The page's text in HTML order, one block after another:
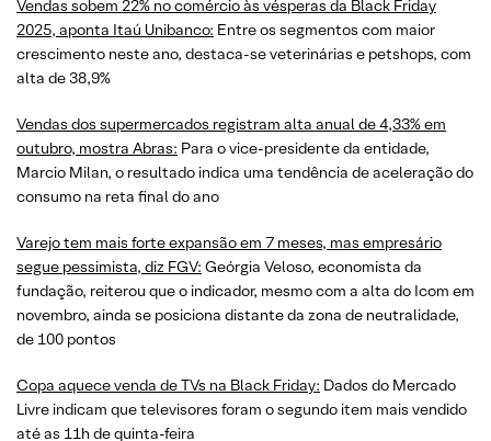
Vendas sobem 22% no comércio às vésperas da Black Friday
2025, aponta Itaú Unibanco: Entre os segmentos com maior
crescimento neste ano, destaca-se veterinárias e petshops, com
alta de 38,9%
Vendas dos supermercados registram alta anual de 4,33% em
outubro, mostra Abras: Para o vice-presidente da entidade,
Marcio Milan, o resultado indica uma tendência de aceleração do
consumo na reta final do ano
Varejo tem mais forte expansão em 7 meses, mas empresário
segue pessimista, diz FGV: Geórgia Veloso, economista da
fundação, reiterou que o indicador, mesmo com a alta do Icom em
novembro, ainda se posiciona distante da zona de neutralidade,
de 100 pontos
Copa aquece venda de TVs na Black Friday: Dados do Mercado
Livre indicam que televisores foram o segundo item mais vendido
até as 11h de quinta-feira